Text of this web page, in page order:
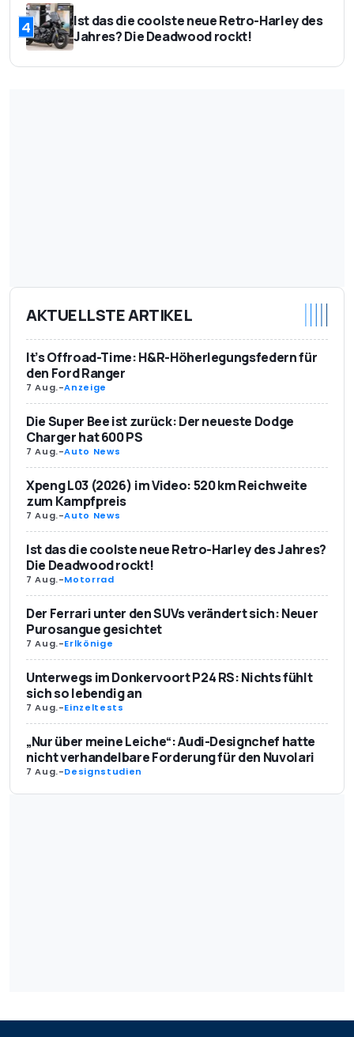
4
Ist das die coolste neue Retro-Harley des
Jahres? Die Deadwood rockt!
AKTUELLSTE ARTIKEL
It’s Offroad-Time: H&R-Höherlegungsfedern für
den Ford Ranger
7 Aug.-Anzeige
Die Super Bee ist zurück: Der neueste Dodge
Charger hat 600 PS
7 Aug.-Auto News
Xpeng L03 (2026) im Video: 520 km Reichweite
zum Kampfpreis
7 Aug.-Auto News
Ist das die coolste neue Retro-Harley des Jahres?
Die Deadwood rockt!
7 Aug.-Motorrad
Der Ferrari unter den SUVs verändert sich: Neuer
Purosangue gesichtet
7 Aug.-Erlkönige
Unterwegs im Donkervoort P24 RS: Nichts fühlt
sich so lebendig an
7 Aug.-Einzeltests
„Nur über meine Leiche“: Audi-Designchef hatte
nicht verhandelbare Forderung für den Nuvolari
7 Aug.-Designstudien